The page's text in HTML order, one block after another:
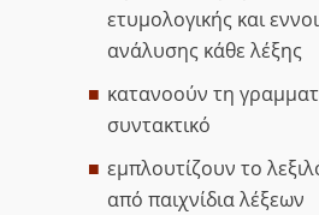
ετυμολογικής και
ανάλυσης κάθε λέξης
κατανοούν τη
συντακτικό
εμπλουτίζουν το
από παιχνίδια λέξεων